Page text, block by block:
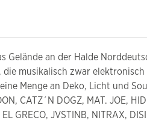
an der Halde
musikalisch zwar
Menge an Deko, Licht und
CATZ´N DOGZ, MAT. JOE,
GRECO, JVSTINB, NITRAX,